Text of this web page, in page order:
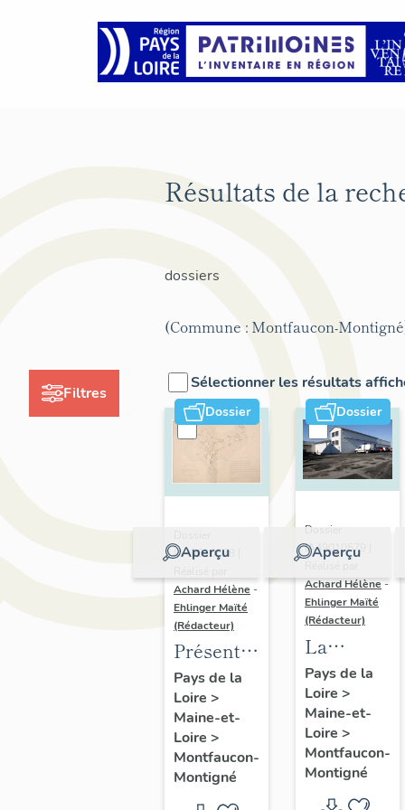
Filtres
Résultats de la
dossiers
(Commune : Montfaucon-
Sélectionner les résultats
Dossier
Aperçu
IA49010578 |
Achard Hélène -
Ehlinger Maïté
(Rédacteur)
Présentation
du
patrimoine
industriel
de la
commune
Pays de la
Loire >
Maine-et-
Loire >
Montfaucon-
Montigné
Dossier
Aperçu
Dossier
IA49010579 |
Achard Hélène-
Ehlinger Maïté
(Rédacteur)
La
saboterie
Audouin,
4 rue des
Amourette,
Montigné
Pays de la
Loire >
Maine-et-
Loire >
Montfaucon-
Montigné